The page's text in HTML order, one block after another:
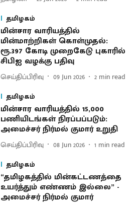
தமிழகம்
மின்சார வாரியத்தில்
மின்மாற்றிகள் கொள்முதல்:
ரூ.397 கோடி முறைகேடு புகாரில்
சிபிஐ வழக்கு பதிவு
செய்திப்பிரிவு 09 Jun 2026 2 min read
தமிழகம்
மின்சார வாரியத்தில் 15,000
பணியிடங்கள் நிரப்பப்படும்:
அமைச்சர் நிர்மல் குமார் உறுதி
செய்திப்பிரிவு 08 Jun 2026 1 min read
தமிழகம்
“தமிழகத்தில் மின்கட்டணத்தை
உயர்த்தும் எண்ணம் இல்லை” -
அமைச்சர் நிர்மல் குமார்